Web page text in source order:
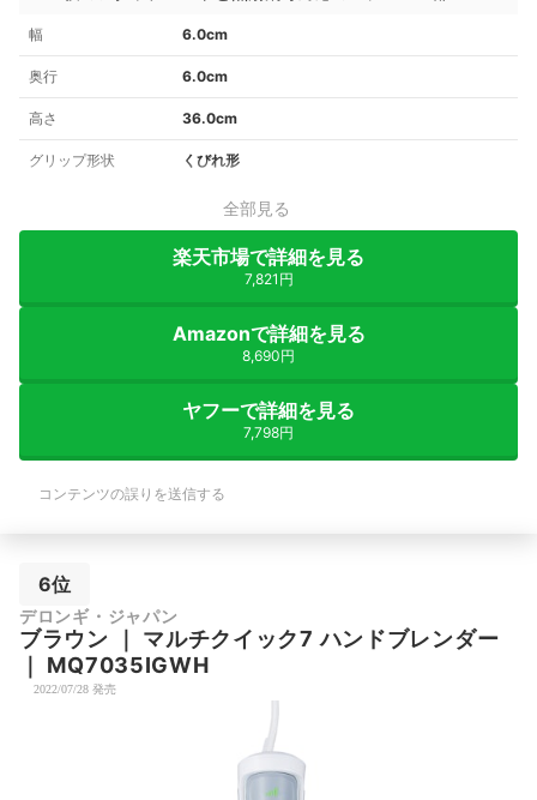
幅 6.0cm
奥行 6.0cm
高さ 36.0cm
グリップ形状 くびれ形
全部見る
楽天市場で詳細を見る
7,821円
Amazonで詳細を見る
8,690円
ヤフーで詳細を見る
7,798円
コンテンツの誤りを送信する
6位
デロンギ・ジャパン
ブラウン
マルチクイック7 ハンドブレンダー
MQ7035IGWH
2022/07/28 発売